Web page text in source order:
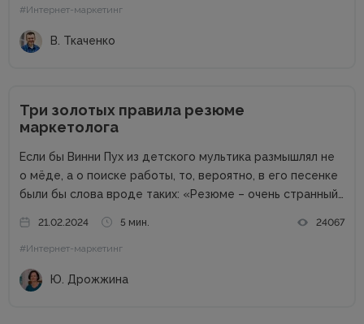
соучредитель Tkachenko & Myroniuk Marketing Agency,
имеет огромный опыт...
#Интернет-маркетинг
В. Ткаченко
Три золотых правила резюме
маркетолога
Если бы Винни Пух из детского мультика размышлял не
о мёде, а о поиске работы, то, вероятно, в его песенке
были бы слова вроде таких: «Резюме – очень странный
что...
21.02.2024 5 мин. 24067
#Интернет-маркетинг
Ю. Дрожжина